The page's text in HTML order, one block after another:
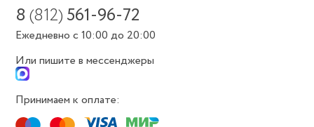
8(812) 561-96-72
Ежедневно с 10:00 до 20:00
Или пишите в мессенджеры
Принимаем к оплате: